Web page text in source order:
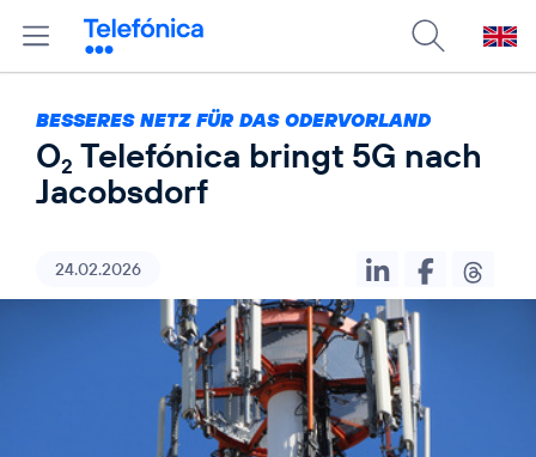
BESSERES NETZ FÜR DAS ODERVORLAND
O2 Telefónica bringt 5G nach
Jacobsdorf
24.02.2026